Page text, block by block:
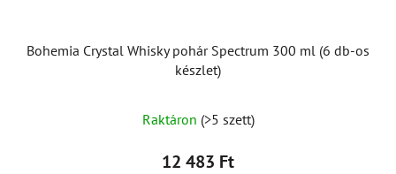
Bohemia Crystal Whisky pohár Spectrum 300 ml (6 db-os
készlet)
Raktáron (>5 szett)
12 483 Ft